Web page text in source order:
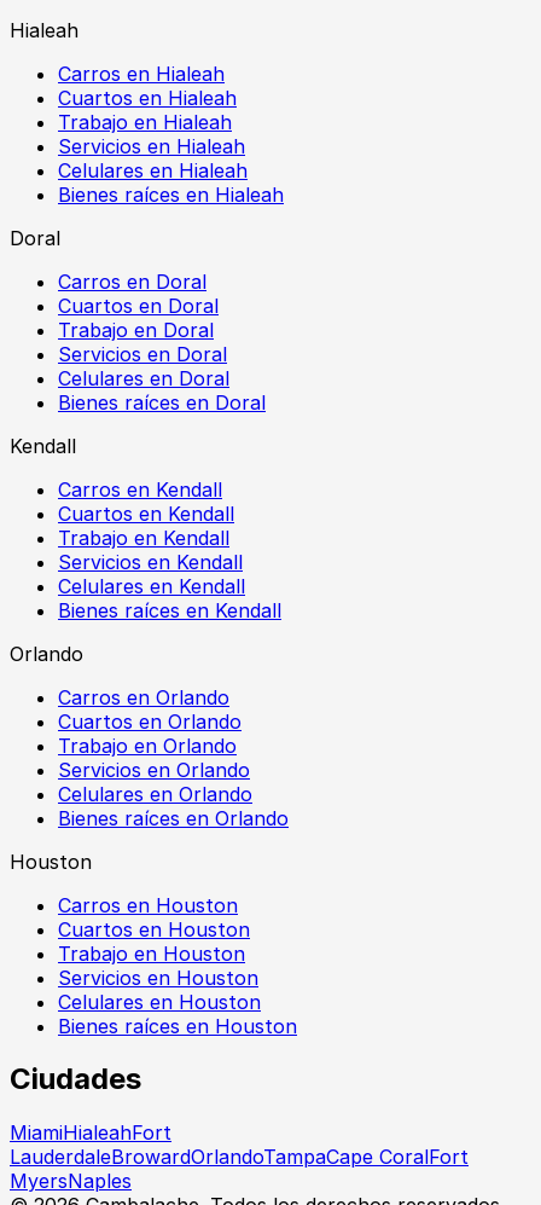
Hialeah
Carros en Hialeah
Cuartos en Hialeah
Trabajo en Hialeah
Servicios en Hialeah
Celulares en Hialeah
Bienes raíces en Hialeah
Doral
Carros en Doral
Cuartos en Doral
Trabajo en Doral
Servicios en Doral
Celulares en Doral
Bienes raíces en Doral
Kendall
Carros en Kendall
Cuartos en Kendall
Trabajo en Kendall
Servicios en Kendall
Celulares en Kendall
Bienes raíces en Kendall
Orlando
Carros en Orlando
Cuartos en Orlando
Trabajo en Orlando
Servicios en Orlando
Celulares en Orlando
Bienes raíces en Orlando
Houston
Carros en Houston
Cuartos en Houston
Trabajo en Houston
Servicios en Houston
Celulares en Houston
Bienes raíces en Houston
Ciudades
MiamiHialeahFort
LauderdaleBrowardOrlandoTampaCape CoralFort
MyersNaples